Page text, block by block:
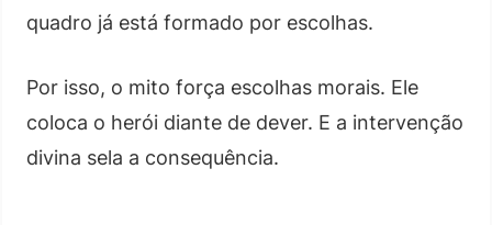
quadro já está formado por escolhas.
Por isso, o mito força escolhas morais. Ele
coloca o herói diante de dever. E a intervenção
divina sela a consequência.